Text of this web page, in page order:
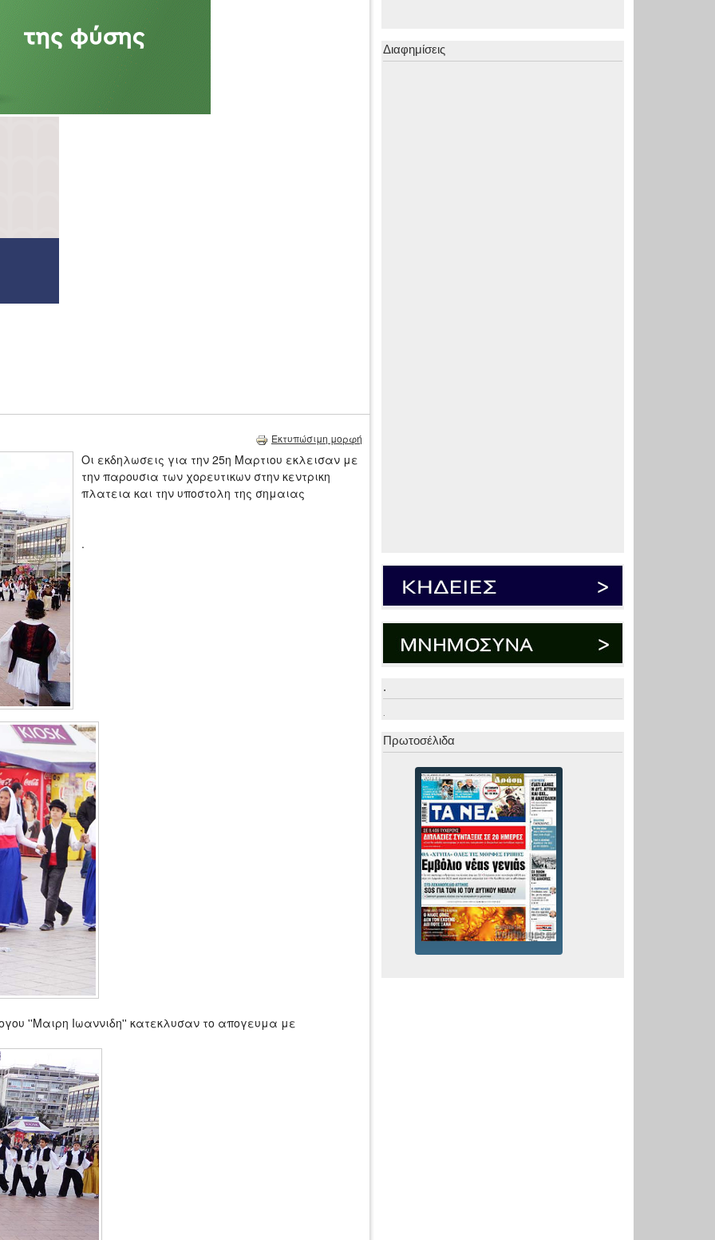
Εκτυπώσιμη μορφή
Οι εκδηλωσεις για την 25η Μαρτιου εκλεισαν με
την παρουσια των χορευτικων στην κεντρικη
πλατεια και την υποστολη της σημαιας
.
''Μαιρη Ιωαννιδη'' κατεκλυσαν το απογευμα με
Διαφημίσεις
.
.
Πρωτοσέλιδα